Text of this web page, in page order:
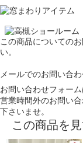
この商品についての
い。
メールでのお問い合
お問い合わせフォー
営業時間外のお問い
下さいませ。
この商品を